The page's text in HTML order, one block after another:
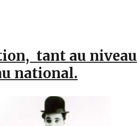
tant au niveau
national.